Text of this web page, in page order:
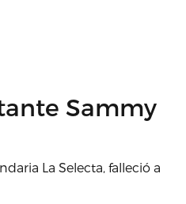
Sammy
La Selecta, falleció a